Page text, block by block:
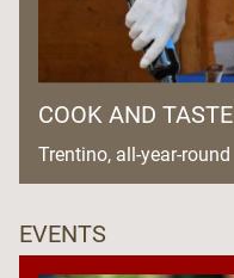
COOK AND TASTE
Trentino, all-year-round
EVENTS